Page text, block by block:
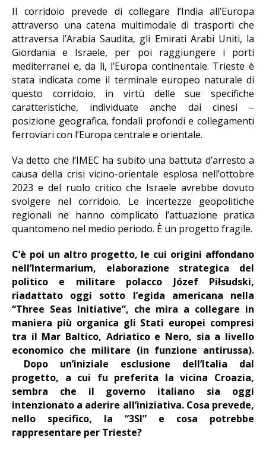
Il corridoio prevede di collegare l’India all’Europa
attraverso una catena multimodale di trasporti che
attraversa l’Arabia Saudita, gli Emirati Arabi Uniti, la
Giordania e Israele, per poi raggiungere i porti
mediterranei e, da lì, l’Europa continentale. Trieste è
stata indicata come il terminale europeo naturale di
questo corridoio, in virtù delle sue specifiche
caratteristiche, individuate anche dai cinesi –
posizione geografica, fondali profondi e collegamenti
ferroviari con l’Europa centrale e orientale.
Va detto che l’IMEC ha subito una battuta d’arresto a
causa della crisi vicino-orientale esplosa nell’ottobre
2023 e del ruolo critico che Israele avrebbe dovuto
svolgere nel corridoio. Le incertezze geopolitiche
regionali ne hanno complicato l’attuazione pratica
quantomeno nel medio periodo. È un progetto fragile.
C’è poi un altro progetto, le cui origini affondano
nell’Intermarium, elaborazione strategica del
politico e militare polacco Józef Piłsudski,
riadattato oggi sotto l’egida americana nella
“Three Seas Initiative”, che mira a collegare in
maniera più organica gli Stati europei compresi
tra il Mar Baltico, Adriatico e Nero, sia a livello
economico che militare (in funzione antirussa).
Dopo un’iniziale esclusione dell’Italia dal
progetto, a cui fu preferita la vicina Croazia,
sembra che il governo italiano sia oggi
intenzionato a aderire all’iniziativa. Cosa prevede,
nello specifico, la “3SI” e cosa potrebbe
rappresentare per Trieste?